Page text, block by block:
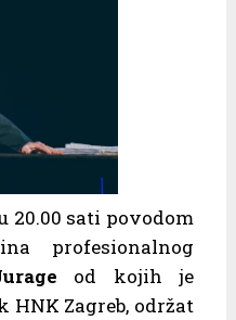
20.00 sati povodom
profesionalnog
od kojih je
HNK Zagreb, održat